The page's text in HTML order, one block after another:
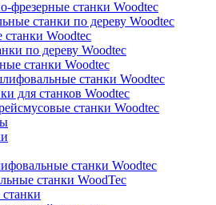
фрезерные станки Woodtec
станки по дереву Woodtec
Woodtec
по дереву Woodtec
станки Woodtec
станки Woodtec
для станков Woodtec
станки Woodtec
станки Woodtec
станки WoodTec